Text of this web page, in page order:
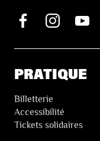
PRATIQUE
Billetterie
Accessibilité
Tickets solidaires